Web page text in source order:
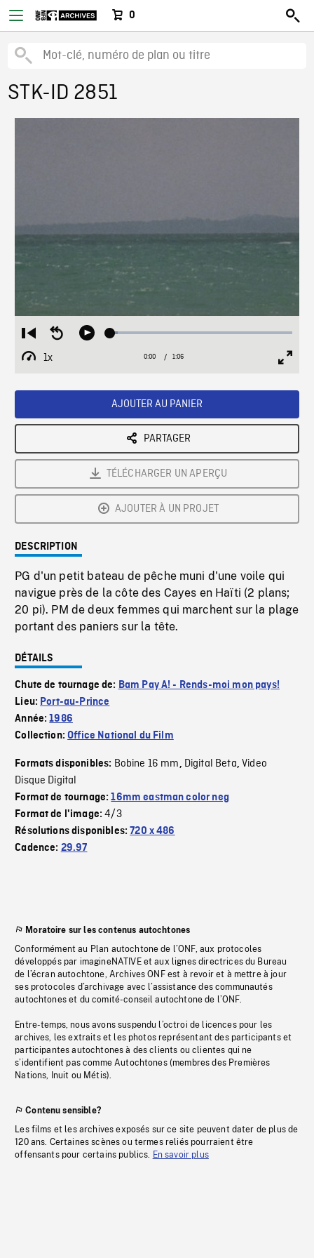
0
STK-ID 2851
Restart
from
beginning
Seek
Play Loaded:
1x
Playback
Current
0:00 / Duration
1:06
AJOUTER AU PANIER
PARTAGER
TÉLÉCHARGER UN APERÇU
AJOUTER À UN PROJET
DESCRIPTION
PG d'un petit bateau de pêche muni d'une voile qui
navigue près de la côte des Cayes en Haïti (2 plans;
20 pi). PM de deux femmes qui marchent sur la plage
portant des paniers sur la tête.
DÉTAILS
Chute de tournage de: Bam Pay A! - Rends-moi mon pays!
Lieu: Port-au-Prince
Année:1986
Collection:Office National du Film
Formats disponibles: Bobine 16 mm, Digital Beta,Video
Disque Digital
Format de tournage:16mm eastman color neg
Format de l'image:4/3
Résolutions disponibles:720 x 486
Cadence: 29.97
Moratoire sur les contenus autochtones
Conformément au Plan autochtone de l’ONF, aux protocoles
développés par imagineNATIVE et aux lignes directrices du Bureau
de l’écran autochtone, Archives ONF est à revoir et à mettre à jour
ses protocoles d’archivage avec l’assistance des communautés
autochtones et du comité-conseil autochtone de l’ONF.
Entre-temps, nous avons suspendu l’octroi de licences pour les
archives, les extraits et les photos représentant des participants et
participantes autochtones à des clients ou clientes qui ne
s’identifient pas comme Autochtones (membres des Premières
Nations, Inuit ou Métis).
Contenu sensible?
Les films et les archives exposés sur ce site peuvent dater de plus de
120 ans. Certaines scènes ou termes reliés pourraient être
offensants pour certains publics. En savoir plus